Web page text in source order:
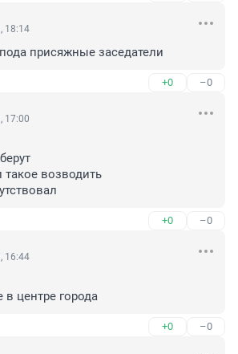
18:14
присяжные заседатели
+0 –0
17:00
возводить
+0 –0
16:44
в центре города
+0 –0